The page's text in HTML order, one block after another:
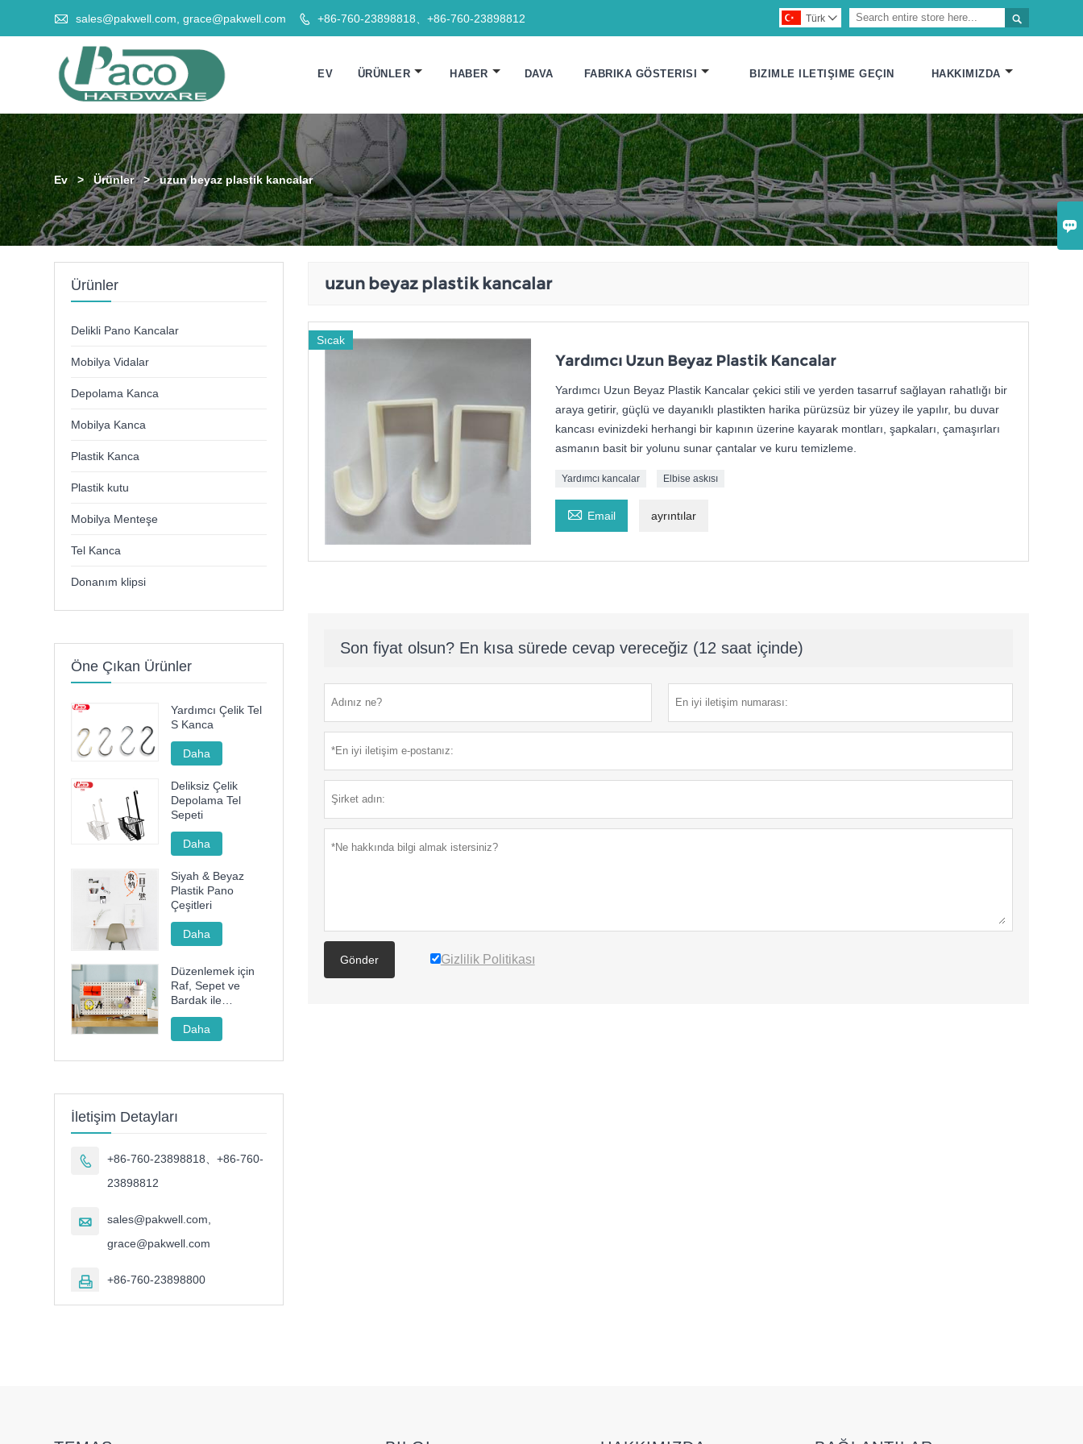

 sales@pakwell.com, grace@pakwell.com  +86-760-23898818、+86-760-23898812 
Türk 
EV ÜRÜNLER HABER DAVA FABRIKA GÖSTERISI BIZIMLE ILETIŞIME GEÇIN HAKKIMIZDA
Ev > Ürünler > uzun beyaz plastik kancalar
uzun beyaz plastik kancalar
Sıcak
Yardımcı Uzun Beyaz Plastik Kancalar
Yardımcı Uzun Beyaz Plastik Kancalar çekici stili ve yerden tasarruf sağlayan rahatlığı bir
araya getirir, güçlü ve dayanıklı plastikten harika pürüzsüz bir yüzey ile yapılır, bu duvar
kancası evinizdeki herhangi bir kapının üzerine kayarak montları, şapkaları, çamaşırları
asmanın basit bir yolunu sunar çantalar ve kuru temizleme.
Yardımcı kancalar Elbise askısı
 Email ayrıntılar
Son fiyat olsun? En kısa sürede cevap vereceğiz (12 saat içinde)
Gönder Gizlilik Politikası
Ürünler
Delikli Pano Kancalar
Mobilya Vidalar
Depolama Kanca
Mobilya Kanca
Plastik Kanca
Plastik kutu
Mobilya Menteşe
Tel Kanca
Donanım klipsi
Öne Çıkan Ürünler
Yardımcı Çelik Tel
S Kanca
Daha
Deliksiz Çelik
Depolama Tel
Sepeti
Daha
Siyah & Beyaz
Plastik Pano
Çeşitleri
Daha
Düzenlemek için
Raf, Sepet ve
Bardak ile
Dekoratif
Pegboard Seti
Daha
İletişim Detayları

+86-760-23898818、+86-760-
23898812

sales@pakwell.com,
grace@pakwell.com
 +86-760-23898800